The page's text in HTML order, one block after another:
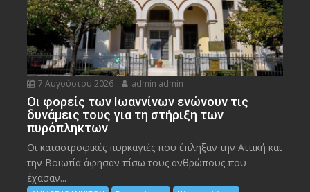
7 Αυγούστου 2026 admin admin
Οι φορείς των Ιωαννίνων ενώνουν τις
δυνάμεις τους για τη στήριξη των
πυρόπληκτων
Οι καταστροφικές πυρκαγιές που έπληξαν την Αττική και
την Bοιωτία άφησαν πίσω τους ανθρώπους που
έχασαν...